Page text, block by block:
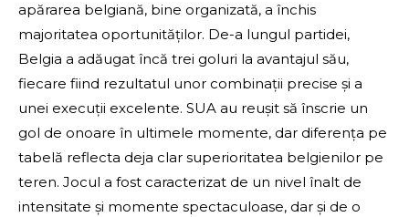
apărarea belgiană, bine organizată, a închis
majoritatea oportunităților. De-a lungul partidei,
Belgia a adăugat încă trei goluri la avantajul său,
fiecare fiind rezultatul unor combinații precise și a
unei execuții excelente. SUA au reușit să înscrie un
gol de onoare în ultimele momente, dar diferența pe
tabelă reflecta deja clar superioritatea belgienilor pe
teren. Jocul a fost caracterizat de un nivel înalt de
intensitate și momente spectaculoase, dar și de o